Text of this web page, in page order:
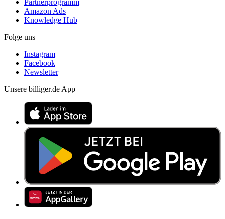
Amazon Ads
Knowledge Hub
Folge uns
Instagram
Facebook
Newsletter
Unsere billiger.de App